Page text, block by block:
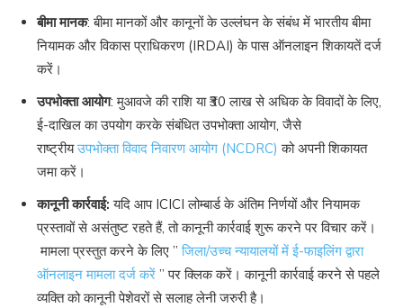
बीमा मानक: बीमा मानकों और कानूनों के उल्लंघन के संबंध में भारतीय बीमा
नियामक और विकास प्राधिकरण (IRDAI) के पास ऑनलाइन शिकायतें दर्ज
करें।
उपभोक्ता आयोग: मुआवजे की राशि या ₹30 लाख से अधिक के विवादों के लिए,
ई-दाखिल का उपयोग करके संबंधित उपभोक्ता आयोग, जैसे
राष्ट्रीयउपभोक्ता विवाद निवारण आयोग (NCDRC) को अपनी शिकायत
जमा करें।
कानूनी कार्रवाई: यदि आप ICICI लोम्बार्ड के अंतिम निर्णयों और नियामक
प्रस्तावों से असंतुष्ट रहते हैं, तो कानूनी कार्रवाई शुरू करने पर विचार करें।
मामला प्रस्तुत करने के लिए ”जिला/उच्च न्यायालयों में ई-फाइलिंग द्वारा
ऑनलाइन मामला दर्ज करें ” पर क्लिक करें। कानूनी कार्रवाई करने से पहले
व्यक्ति को कानूनी पेशेवरों से सलाह लेनी जरुरी है।